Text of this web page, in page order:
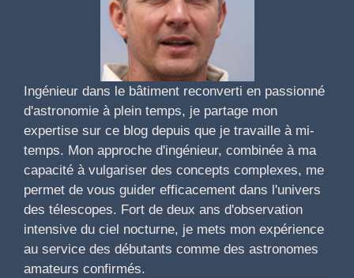
Ingénieur dans le bâtiment reconverti en passionné
d'astronomie à plein temps, je partage mon
expertise sur ce blog depuis que je travaille à mi-
temps. Mon approche d'ingénieur, combinée à ma
capacité à vulgariser des concepts complexes, me
permet de vous guider efficacement dans l'univers
des télescopes. Fort de deux ans d'observation
intensive du ciel nocturne, je mets mon expérience
au service des débutants comme des astronomes
amateurs confirmés.